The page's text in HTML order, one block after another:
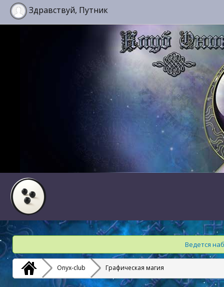
Здравствуй, Путник
Ведется
Onyx-club Графическая магия